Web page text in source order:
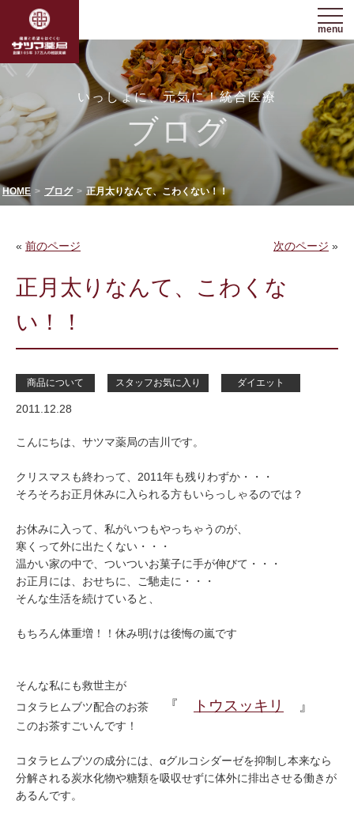
menu
いっしょに、元気に！統合医療
ブログ
HOME ブログ 正月太りなんて、こわくない！！
« 前のページ 次のページ »
正月太りなんて、こわくな
い！！
商品について スタッフお気に入り ダイエット
2011.12.28
こんにちは、サツマ薬局の吉川です。
クリスマスも終わって、2011年も残りわずか・・・
そろそろお正月休みに入られる方もいらっしゃるのでは？
お休みに入って、私がいつもやっちゃうのが、
寒くって外に出たくない・・・
温かい家の中で、ついついお菓子に手が伸びて・・・
お正月には、おせちに、ご馳走に・・・
そんな生活を続けていると、
もちろん体重増！！休み明けは後悔の嵐です
そんな私にも救世主が
コタラヒムブツ配合のお茶
『 トウスッキリ 』
このお茶すごいんです！
コタラヒムブツの成分には、αグルコシダーゼを抑制し本来なら
分解される炭水化物や糖類を吸収せずに体外に排出させる働きが
あるんです。